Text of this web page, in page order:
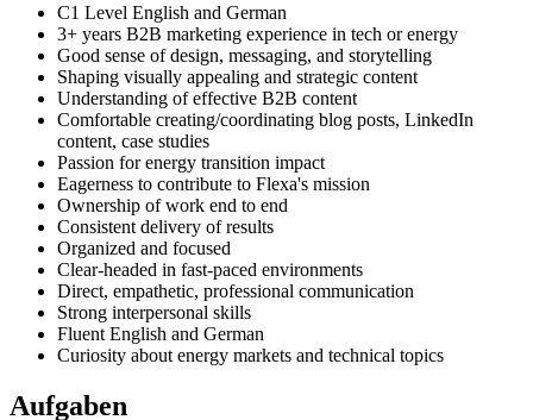
C1 Level English and German
3+ years B2B marketing experience in tech or energy
Good sense of design, messaging, and storytelling
Shaping visually appealing and strategic content
Understanding of effective B2B content
Comfortable creating/coordinating blog posts, LinkedIn
content, case studies
Passion for energy transition impact
Eagerness to contribute to Flexa's mission
Ownership of work end to end
Consistent delivery of results
Organized and focused
Clear-headed in fast-paced environments
Direct, empathetic, professional communication
Strong interpersonal skills
Fluent English and German
Curiosity about energy markets and technical topics
Aufgaben